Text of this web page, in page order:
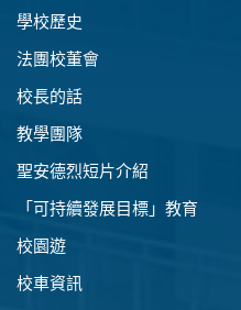
學校歷史
法團校董會
校長的話
教學團隊
聖安德烈短片介紹
「可持續發展目標」教育
校園遊
校車資訊